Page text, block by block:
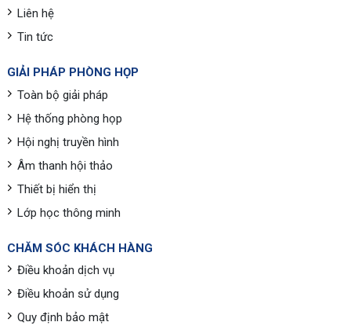
Liên hệ
Tin tức
GIẢI PHÁP PHÒNG HỌP
Toàn bộ giải pháp
Hệ thống phòng họp
Hội nghị truyền hình
Âm thanh hội thảo
Thiết bị hiển thị
Lớp học thông minh
CHĂM SÓC KHÁCH HÀNG
Điều khoản dịch vụ
Điều khoản sử dụng
Quy định bảo mật